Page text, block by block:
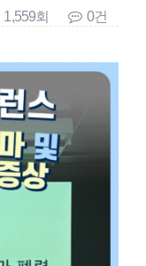
1,559회 0건